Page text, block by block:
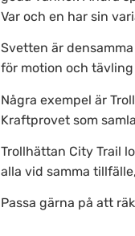
Var och en har sin
Svetten är
för motion och
Några exempel är
Kraftprovet som
Trollhättan City Trail
alla vid samma
Passa gärna på att